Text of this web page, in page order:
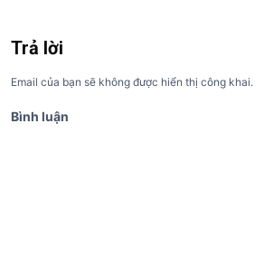
n
b
à
Trả lời
Email của bạn sẽ không được hiển thị công khai.
Bình luận